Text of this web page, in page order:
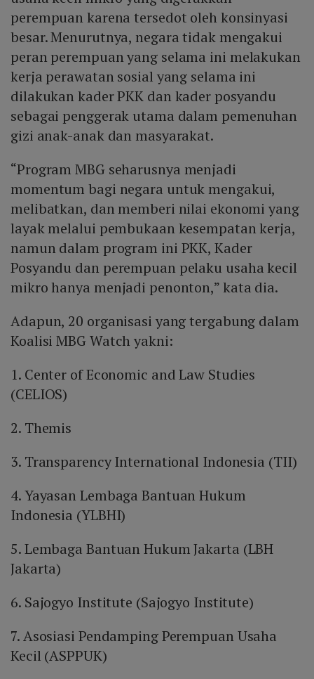
perempuan karena tersedot oleh konsinyasi
besar. Menurutnya, negara tidak mengakui
peran perempuan yang selama ini melakukan
kerja perawatan sosial yang selama ini
dilakukan kader PKK dan kader posyandu
sebagai penggerak utama dalam pemenuhan
gizi anak-anak dan masyarakat.
“Program MBG seharusnya menjadi
momentum bagi negara untuk mengakui,
melibatkan, dan memberi nilai ekonomi yang
layak melalui pembukaan kesempatan kerja,
namun dalam program ini PKK, Kader
Posyandu dan perempuan pelaku usaha kecil
mikro hanya menjadi penonton,” kata dia.
Adapun, 20 organisasi yang tergabung dalam
Koalisi MBG Watch yakni:
1. Center of Economic and Law Studies
(CELIOS)
2. Themis
3. Transparency International Indonesia (TII)
4. Yayasan Lembaga Bantuan Hukum
Indonesia (YLBHI)
5. Lembaga Bantuan Hukum Jakarta (LBH
Jakarta)
6. Sajogyo Institute (Sajogyo Institute)
7. Asosiasi Pendamping Perempuan Usaha
Kecil (ASPPUK)